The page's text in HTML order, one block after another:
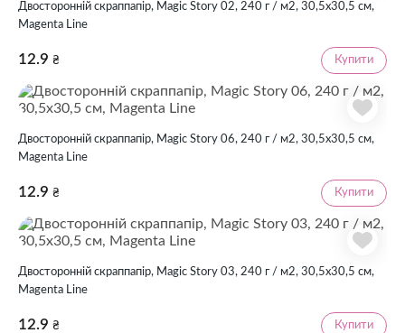
Двосторонній скраппапір, Magic Story 02, 240 г / м2, 30,5х30,5 см,
Magenta Line
12.9 ₴ Купити
Двосторонній скраппапір, Magic Story 06, 240 г / м2, 30,5х30,5 см,
Magenta Line
12.9 ₴ Купити
Двосторонній скраппапір, Magic Story 03, 240 г / м2, 30,5х30,5 см,
Magenta Line
12.9 ₴ Купити